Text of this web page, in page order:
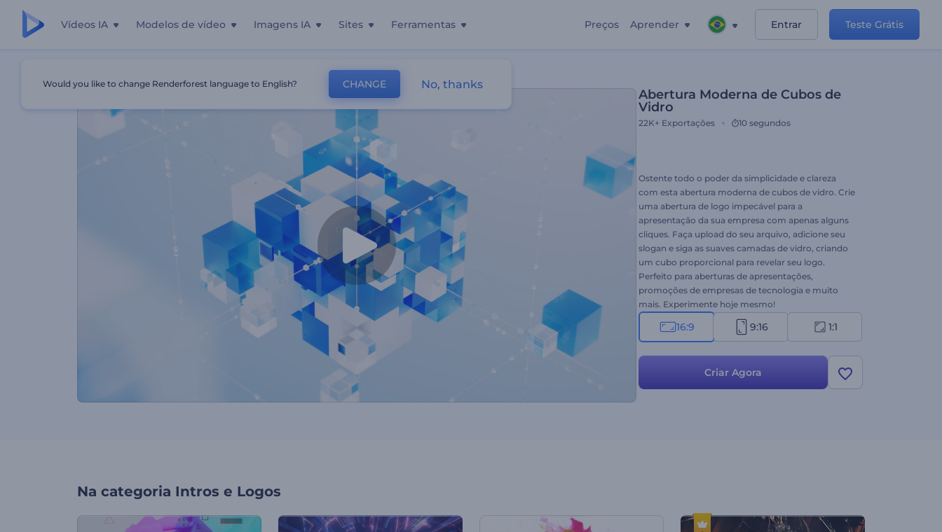
Vídeos IA Modelos de vídeo Imagens IA Sites Ferramentas Preços Aprender Entrar Teste Grátis
Abertura Moderna de Cubos de
Vidro
22K+ Exportações 10 segundos
Ostente todo o poder da simplicidade e clareza
com esta abertura moderna de cubos de vidro. Crie
uma abertura de logo impecável para a
apresentação da sua empresa com apenas alguns
cliques. Faça upload do seu arquivo, adicione seu
slogan e siga as suaves camadas de vidro, criando
um cubo proporcional para revelar seu logo.
Perfeito para aberturas de apresentações,
promoções de empresas de tecnologia e muito
mais. Experimente hoje mesmo!
16:9 9:16 1:1
Criar Agora
Na categoria Intros e Logos
Would you like to change Renderforest language to English? CHANGE No, thanks